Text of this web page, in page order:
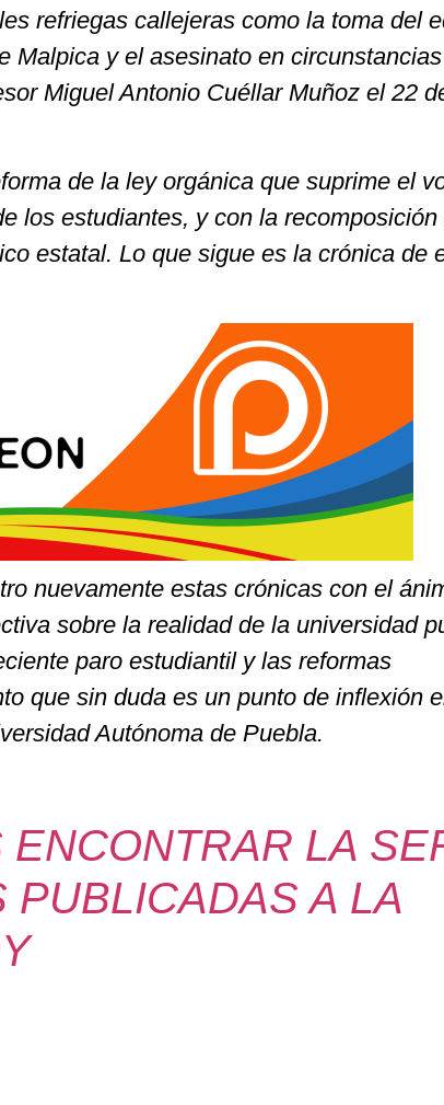
refriegas callejeras como la toma del
Malpica y el asesinato en circunstancias
Miguel Antonio Cuéllar Muñoz el 22
de la ley orgánica que suprime el
los estudiantes, y con la recomposición
estatal. Lo que sigue es la crónica de
nuevamente estas crónicas con el
sobre la realidad de la universidad
paro estudiantil y las reformas
que sin duda es un punto de inflexión
Autónoma de Puebla.
LA
PUBLICADAS A LA